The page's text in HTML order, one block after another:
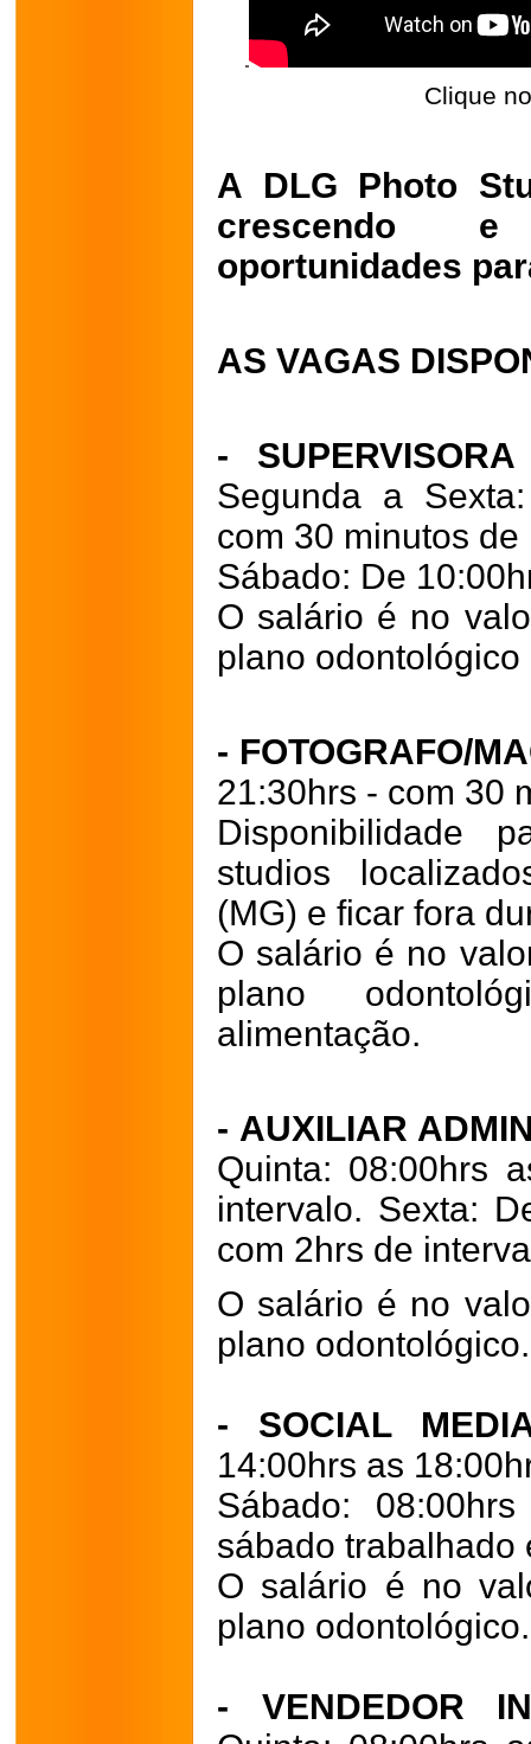
Clique
A DLG Photo
crescendo
oportunidades
AS VAGAS
-
Segunda a
com 30 minutos de
Sábado: De
O salário é no
plano
- FOTOGRAFO/
21:30hrs - com 30
Disponibilidade
studios
(MG) e ficar fora
O salário é no
plano
alimentação.
- AUXILIAR
Quinta: 08:00hrs
intervalo. Sexta:
com 2hrs de
O salário é no
plano odontológico.
- SOCIAL
14:00hrs as
Sábado:
sábado trabalhado
O salário é no
plano odontológico.
- VENDEDOR